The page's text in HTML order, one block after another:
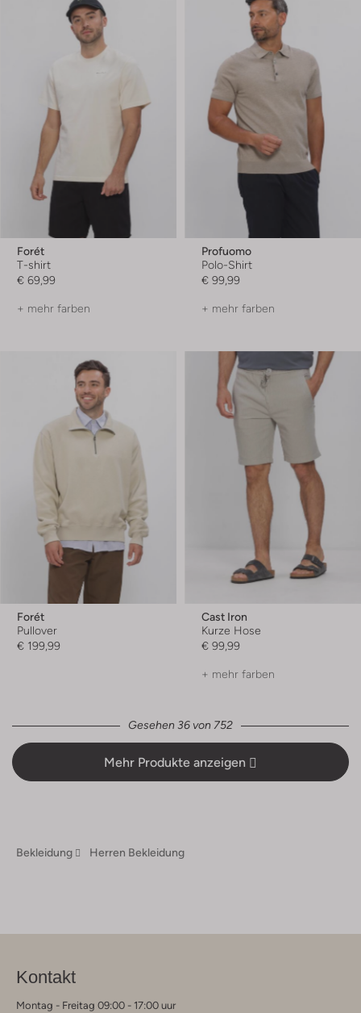
Forét
T-shirt
€ 69,99
+ mehr farben
Profuomo
Polo-Shirt
€ 99,99
+ mehr farben
Forét
Pullover
€ 199,99
Cast Iron
Kurze Hose
€ 99,99
+ mehr farben
Gesehen 36 von 752
Mehr Produkte anzeigen
Bekleidung Herren Bekleidung
Kontakt
Montag - Freitag 09:00 - 17:00 uur